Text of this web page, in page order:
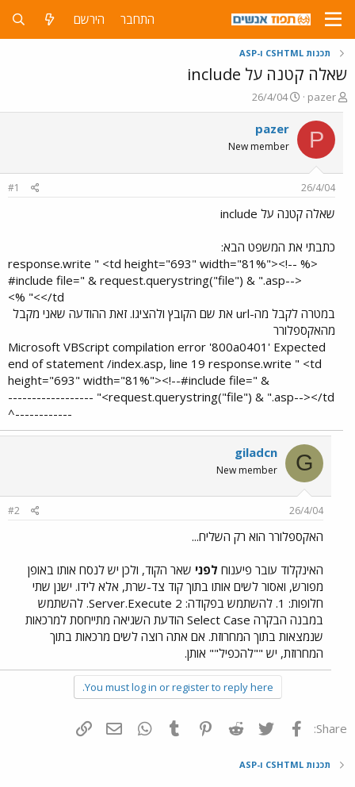
התחבר הירשם
תכנות CSHTML ו-ASP
שאלה קטנה על include
פ
ו
ת
ח
ה
ש
א
pazer
פ
ו
ר
ם
ר
26/4/04
P
pazer
New member
26/4/04
#1
שאלה קטנה על include
כתבתי את המשפט הבא:
<% response.write " <td height="693" width="81%"><!--
#include file=" & request.querystring("file") & ".asp-->
</td>" %>​
במטרה לקבל מה-url את שם הקובץ ולהציגו. זאת ההודעה שאני מקבל
מהאקספלורר
Microsoft VBScript compilation error '800a0401' Expected
end of statement /index.asp, line 19 response.write " <td
height="693" width="81%"><!--#include file=" &
request.querystring("file") & ".asp--></td>" ------------------
------------^​
G
giladcn
New member
26/4/04
#2
האקספלורר הוא רק השליח...
האינקלוד עובר פיענוח לפני שאר הקוד, ולכן יש לנסח אותו באופן
מפורש, ואסור לשים אותו בתוך קוד צד-שרת, אלא לידו. ישנן שתי
חלופות: 1. להשתמש בפקודה: Server.Execute 2. להשתמש
במבנה הבקרה Select Case הודעת השגיאה מתייחסת למרכאות
שנמצאות בתוך המחרוזת. אם אתה רוצה לשים מרכאות בתוך
המחרוזת, יש ""להכפיל"" אותן.
You must log in or register to reply here.
Share: פייסבוק Twitter
Reddit
Pinterest
Tumblr
WhatsAppדואר אלקטרוני
תכנות CSHTML ו-ASP